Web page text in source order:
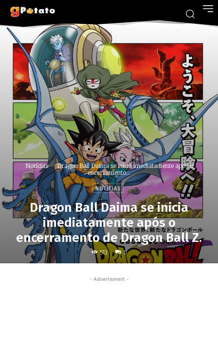
Notícias
Dragon Ball Daima se inicia imediatamente após o
encerramento...
NOTÍCIAS
Dragon Ball Daima se inicia
imediatamente após o
encerramento de Dragon Ball Z.
513 0
- Advertisment -